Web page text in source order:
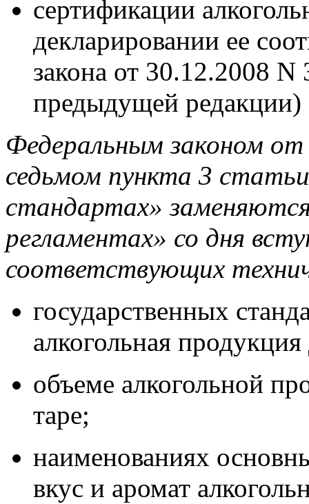
сертификации
декларировании ее
закона от 30.12.2008
предыдущей редакции)
Федеральным законом
седьмом пункта 3
стандартах»
регламентах» со дня
соответствующих
государственных
алкогольная
объеме алкогольной
таре;
наименованиях
вкус и аромат